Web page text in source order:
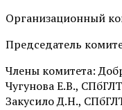
Организационный
Председатель
Члены комитета:
Чугунова Е.В.,
Закусило Д.Н.,